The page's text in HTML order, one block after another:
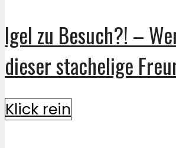
Igel zu Besuch?! –
dieser stachelige
Klick rein